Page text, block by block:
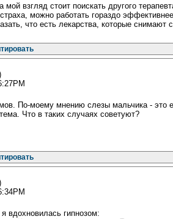
мой взгляд стоит поискать другого
можно работать гораздо
что есть лекарства, которые снимают
По-моему мнению слезы мальчика - это
Что в таких случаях советуют?
вдохновилась гипнозом: